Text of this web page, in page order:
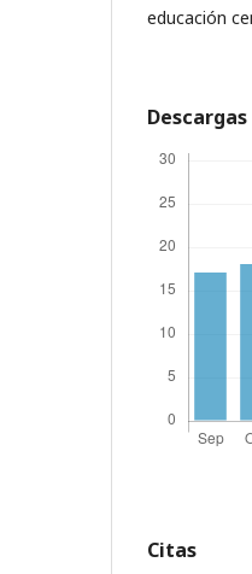
educación
Descargas
Citas